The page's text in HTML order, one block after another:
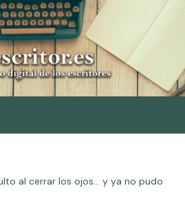
escritores
al cerrar los ojos… y ya no pudo